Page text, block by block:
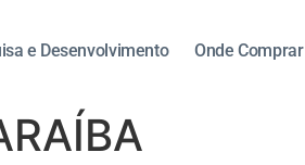
e Desenvolvimento Onde Comprar